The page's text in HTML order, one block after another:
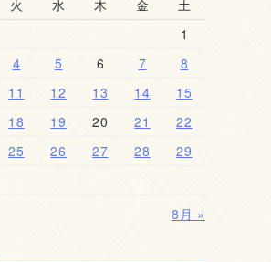
火 水 木 金
土
1
4 5 6 7
8
11 12 13 14
15
18 19 20 21
22
25 26 27 28
29
8月 »